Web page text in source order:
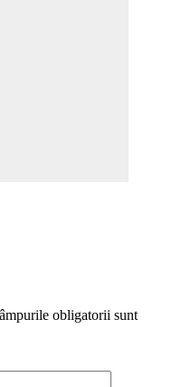
obligatorii sunt